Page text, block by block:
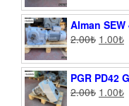
Alman
2.00₺ 1.00₺
PGR PD42
2.00₺ 1.00₺